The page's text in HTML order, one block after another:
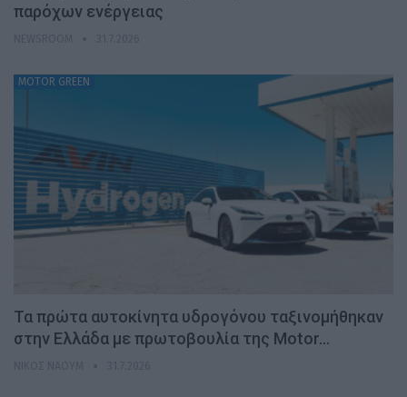
παρόχων ενέργειας
MOTOR GREEN
Τα πρώτα αυτοκίνητα υδρογόνου ταξινομήθηκαν
στην Ελλάδα με πρωτοβουλία της Motor…